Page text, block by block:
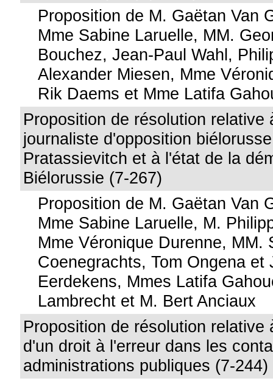
Proposition de M. Gaëtan Van
Mme Sabine Laruelle, MM.
Bouchez, Jean-Paul Wahl,
Alexander Miesen, Mme
Rik Daems et Mme Latifa
Proposition de résolution relative
journaliste d'opposition
Pratassievitch et à l'état de la
Biélorussie (7-267)
Proposition de M. Gaëtan Van
Mme Sabine Laruelle, M.
Mme Véronique Durenne, MM.
Coenegrachts, Tom Ongena et
Eerdekens, Mmes Latifa
Lambrecht et M. Bert Anciaux
Proposition de résolution relative
d'un droit à l'erreur dans les
administrations publiques (7-244)